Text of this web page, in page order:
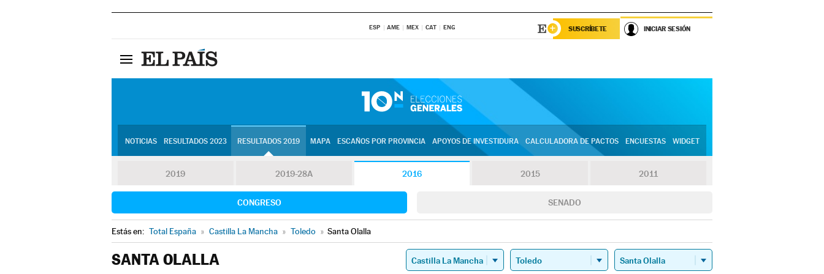
ESP AME MEX CAT ENG SUSCRÍBETE INICIAR SESIÓN
NOTICIAS RESULTADOS 2023 RESULTADOS 2019 MAPA ESCAÑOS POR PROVINCIA APOYOS DE INVESTIDURA CALCULADORA DE PACTOS ENCUESTAS WIDGET
2019 2019-28A 2016 2015 2011
CONGRESO SENADO
Estás en: Total España » Castilla La Mancha » Toledo » Santa Olalla
SANTA OLALLA